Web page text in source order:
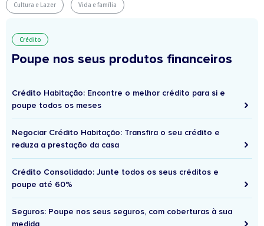
Cultura e Lazer Vida e família
Crédito
Poupe nos seus produtos financeiros
Crédito Habitação: Encontre o melhor crédito para si e
poupe todos os meses
Negociar Crédito Habitação: Transfira o seu crédito e
reduza a prestação da casa
Crédito Consolidado: Junte todos os seus créditos e
poupe até 60%
Seguros: Poupe nos seus seguros, com coberturas à sua